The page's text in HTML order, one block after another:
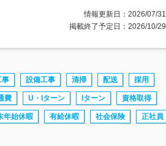
情報更新日：2026/07/31
掲載終了予定日：2026/10/29
事 設備工事 清掃 配送 採用
費 U・Iターン Iターン 資格取得
年始休暇 有給休暇 社会保険 正社員